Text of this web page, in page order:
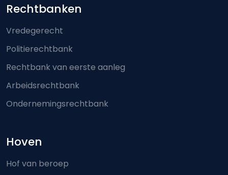
Footer-menu
Rechtbanken
Vredegerecht
Politierechtbank
Rechtbank van eerste aanleg
Arbeidsrechtbank
Ondernemingsrechtbank
Hoven
Hof van beroep